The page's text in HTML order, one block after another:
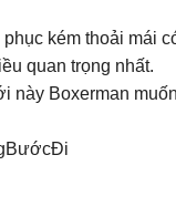
kém thoải mái
quan trọng nhất.
này Boxerman